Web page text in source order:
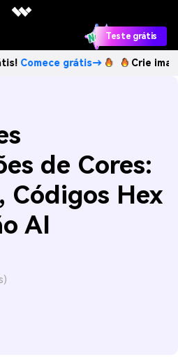
Teste grátis
grátis→ Crie imagens com
de Cores:
Códigos Hex
AI